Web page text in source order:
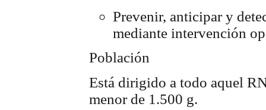
Prevenir, anticipar y
mediante intervención
Población
Está dirigido a todo aquel
menor de 1.500 g.